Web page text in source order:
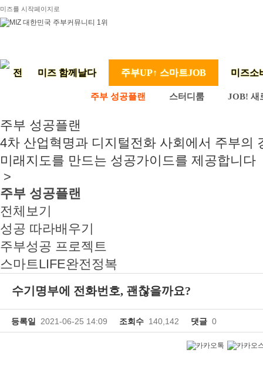
미즈를 시작페이지로
미즈 함께날다 주부UP↑ 스마트JOB 미즈소
주부 성공플랜 스터디룸 JOB! 새
주부 성공플랜
4차 산업혁명과 디지털전화 사회에서 주부의
미래지도를 만드는 성공가이드를 제공합니다
>
주부 성공플랜
전체보기
성공 따라배우기
주부성공 프로젝트
스마트LIFE완전정복
수기명부에 전화번호, 괜찮을까요?
등록일 2021-06-25 14:09 조회수 140,142 댓글 0